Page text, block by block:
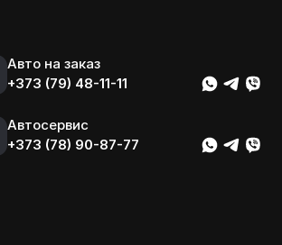
Авто на заказ
+373 (79) 48-11-11
Автосервис
+373 (78) 90-87-77